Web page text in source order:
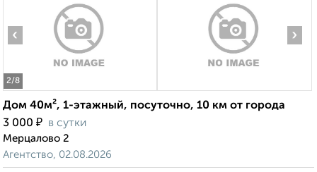
2/8
‹ ›
Дом 40м², 1-этажный, посуточно, 10 км от города
3 000 ₽ в сутки
Мерцалово 2
Агентство, 02.08.2026